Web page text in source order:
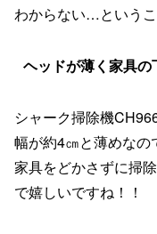
わからない…というこ
ヘッドが薄く家具
シャーク掃除機
幅が約4㎝と薄めなの
家具をどかさずに掃
で嬉しいですね！！